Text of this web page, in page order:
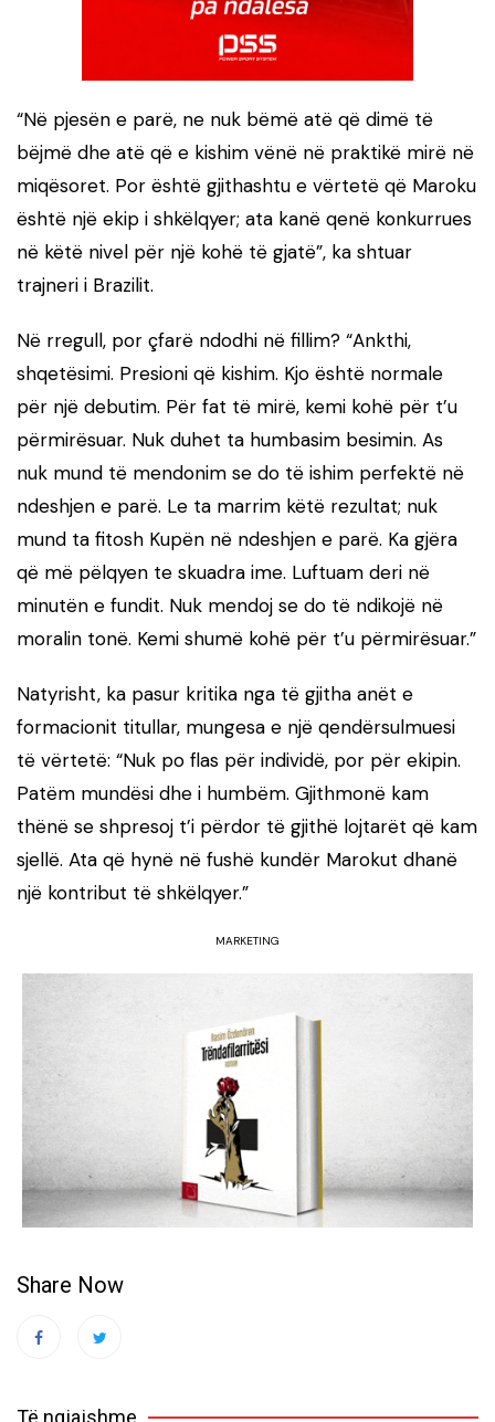
“Në pjesën e parë, ne nuk bëmë atë që dimë të
bëjmë dhe atë që e kishim vënë në praktikë mirë në
miqësoret. Por është gjithashtu e vërtetë që Maroku
është një ekip i shkëlqyer; ata kanë qenë konkurrues
në këtë nivel për një kohë të gjatë”, ka shtuar
trajneri i Brazilit.
Në rregull, por çfarë ndodhi në fillim? “Ankthi,
shqetësimi. Presioni që kishim. Kjo është normale
për një debutim. Për fat të mirë, kemi kohë për t’u
përmirësuar. Nuk duhet ta humbasim besimin. As
nuk mund të mendonim se do të ishim perfektë në
ndeshjen e parë. Le ta marrim këtë rezultat; nuk
mund ta fitosh Kupën në ndeshjen e parë. Ka gjëra
që më pëlqyen te skuadra ime. Luftuam deri në
minutën e fundit. Nuk mendoj se do të ndikojë në
moralin tonë. Kemi shumë kohë për t’u përmirësuar.”
Natyrisht, ka pasur kritika nga të gjitha anët e
formacionit titullar, mungesa e një qendërsulmuesi
të vërtetë: “Nuk po flas për individë, por për ekipin.
Patëm mundësi dhe i humbëm. Gjithmonë kam
thënë se shpresoj t’i përdor të gjithë lojtarët që kam
sjellë. Ata që hynë në fushë kundër Marokut dhanë
një kontribut të shkëlqyer.”
MARKETING
Share Now
Të ngjajshme